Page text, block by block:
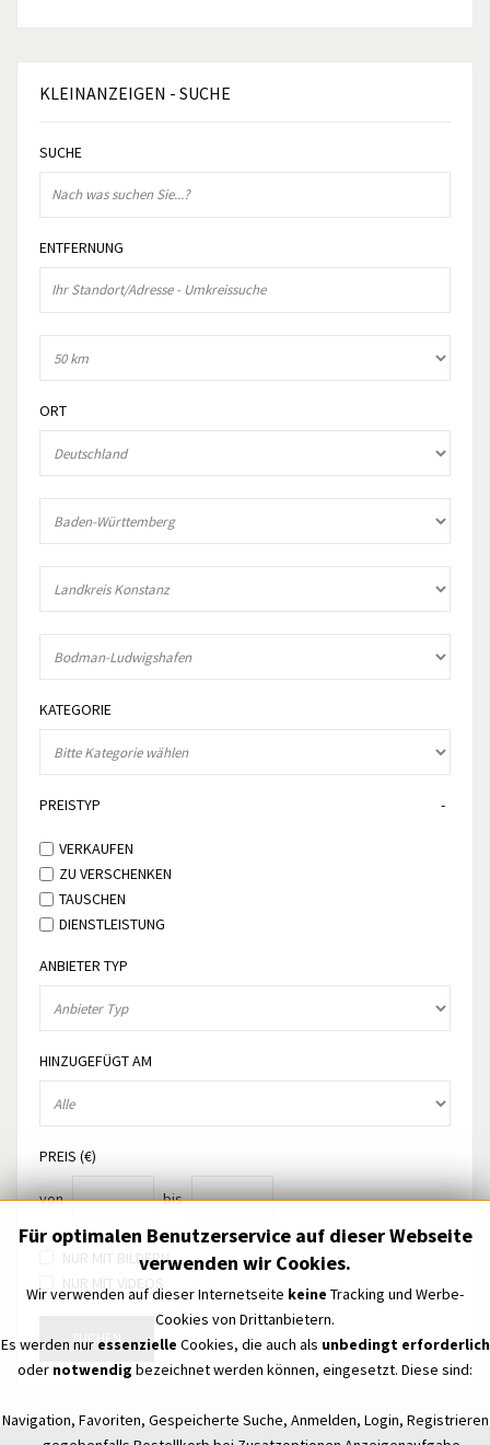
KLEINANZEIGEN - SUCHE
SUCHE
ENTFERNUNG
ORT
KATEGORIE
PREISTYP
VERKAUFEN
ZU VERSCHENKEN
TAUSCHEN
DIENSTLEISTUNG
ANBIETER TYP
HINZUGEFÜGT AM
PREIS (€)
von bis
NUR MIT BILDERN
NUR MIT VIDEOS
SUCHEN
Für optimalen Benutzerservice auf dieser Webseite
verwenden wir Cookies.
Wir verwenden auf dieser Internetseite keine Tracking und Werbe-
Cookies von Drittanbietern.
Es werden nur essenzielle Cookies, die auch als unbedingt erforderlich
oder notwendig bezeichnet werden können, eingesetzt. Diese sind:
Navigation, Favoriten, Gespeicherte Suche, Anmelden, Login, Registrieren